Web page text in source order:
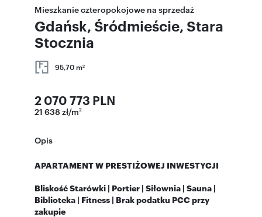
Mieszkanie czteropokojowe na sprzedaż
Gdańsk, Śródmieście, Stara
Stocznia
95,70 m2
2 070 773 PLN
21 638 zł/m2
Opis
APARTAMENT W PRESTIŻOWEJ INWESTYCJI
Bliskość Starówki | Portier | Siłownia | Sauna |
Biblioteka | Fitness | Brak podatku PCC przy
zakupie